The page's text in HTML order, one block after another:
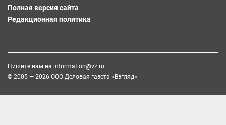
Полная версия сайта
Редакционная политика
Пишите нам на information@vz.ru
© 2005 — 2026 ООО Деловая газета «Взгляд»